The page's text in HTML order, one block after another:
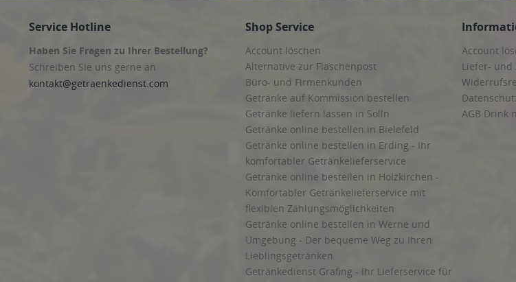
Service Hotline
Haben Sie Fragen zu Ihrer Bestellung?
Schreiben Sie uns gerne an
kontakt@getraenkedienst.com
Shop Service
Account löschen
Alternative zur Flaschenpost
Büro- und Firmenkunden
Getränke auf Kommission bestellen
Getränke liefern lassen in Solln
Getränke online bestellen in Bielefeld
Getränke online bestellen in Erding - Ihr
komfortabler Getränkelieferservice
Getränke online bestellen in Holzkirchen -
Komfortabler Getränkelieferservice mit
flexiblen Zahlungsmöglichkeiten
Getränke online bestellen in Werne und
Umgebung - Der bequeme Weg zu Ihren
Lieblingsgetränken
Getränkedienst Grafing - Ihr Lieferservice für
Account
Liefer- und
AGB Drink